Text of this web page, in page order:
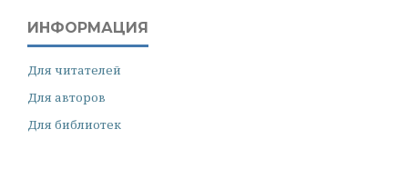
ИНФОРМАЦИЯ
Для читателей
Для авторов
Для библиотек